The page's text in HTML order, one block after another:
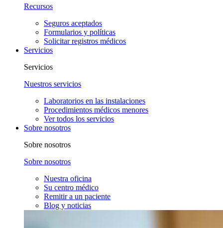
Recursos
Seguros aceptados
Formularios y políticas
Solicitar registros médicos
Servicios
Servicios
Nuestros servicios
Laboratorios en las instalaciones
Procedimientos médicos menores
Ver todos los servicios
Sobre nosotros
Sobre nosotros
Sobre nosotros
Nuestra oficina
Su centro médico
Remitir a un paciente
Blog y noticias